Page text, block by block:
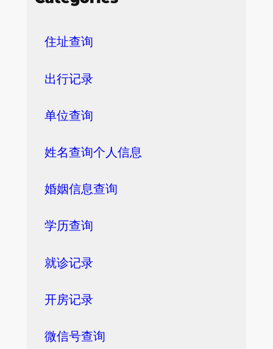
住址查询
出行记录
单位查询
姓名查询个人信息
婚姻信息查询
学历查询
就诊记录
开房记录
微信号查询